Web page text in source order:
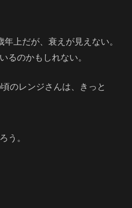
上だが、衰えが見えない。
るのかもしれない。
のレンジさんは、きっと
う。